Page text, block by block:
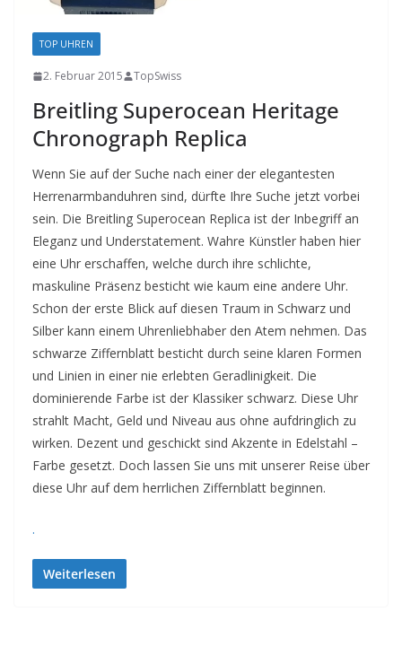
TOP UHREN
2. Februar 2015 TopSwiss
Breitling Superocean Heritage
Chronograph Replica
Wenn Sie auf der Suche nach einer der elegantesten
Herrenarmbanduhren sind, dürfte Ihre Suche jetzt vorbei
sein. Die Breitling Superocean Replica ist der Inbegriff an
Eleganz und Understatement. Wahre Künstler haben hier
eine Uhr erschaffen, welche durch ihre schlichte,
maskuline Präsenz besticht wie kaum eine andere Uhr.
Schon der erste Blick auf diesen Traum in Schwarz und
Silber kann einem Uhrenliebhaber den Atem nehmen. Das
schwarze Ziffernblatt besticht durch seine klaren Formen
und Linien in einer nie erlebten Geradlinigkeit. Die
dominierende Farbe ist der Klassiker schwarz. Diese Uhr
strahlt Macht, Geld und Niveau aus ohne aufdringlich zu
wirken. Dezent und geschickt sind Akzente in Edelstahl –
Farbe gesetzt. Doch lassen Sie uns mit unserer Reise über
diese Uhr auf dem herrlichen Ziffernblatt beginnen.
.
Weiterlesen